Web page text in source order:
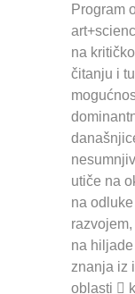
Program
na
čitanju i
utiče na
na
na
znanja iz
oblasti 